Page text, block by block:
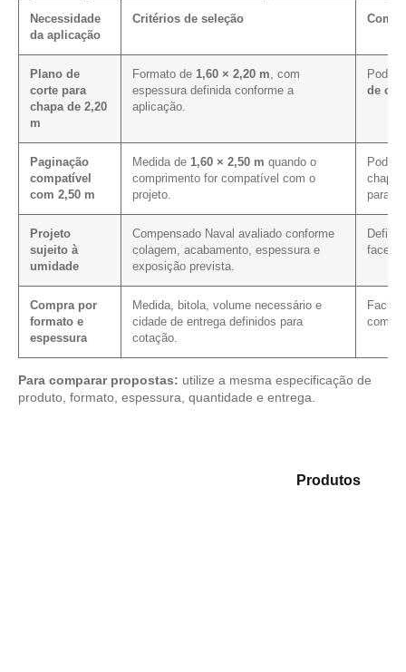
Necessidade
da aplicação
Critérios de seleção Como
Plano de
corte para
chapa de 2,20
m
Formato de 1,60 × 2,20 m , com
espessura definida conforme a
aplicação.
Pode
de
Paginação
compatível
com 2,50 m
Medida de 1,60 × 2,50 m quando o
comprimento for compatível com o
projeto.
Pode
chapa
para
Projeto
sujeito à
umidade
Compensado Naval avaliado conforme
colagem, acabamento, espessura e
exposição prevista.
Define
faces,
Compra por
formato e
espessura
Medida, bitola, volume necessário e
cidade de entrega definidos para
cotação.
com
Para comparar propostas: utilize a mesma especificação de
produto, formato, espessura, quantidade e entrega.
Produtos